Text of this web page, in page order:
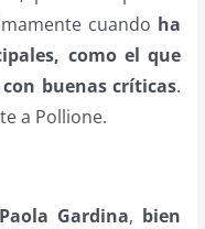
cuando ha
como el que
buenas críticas.
a Pollione.
Paola Gardina, bien